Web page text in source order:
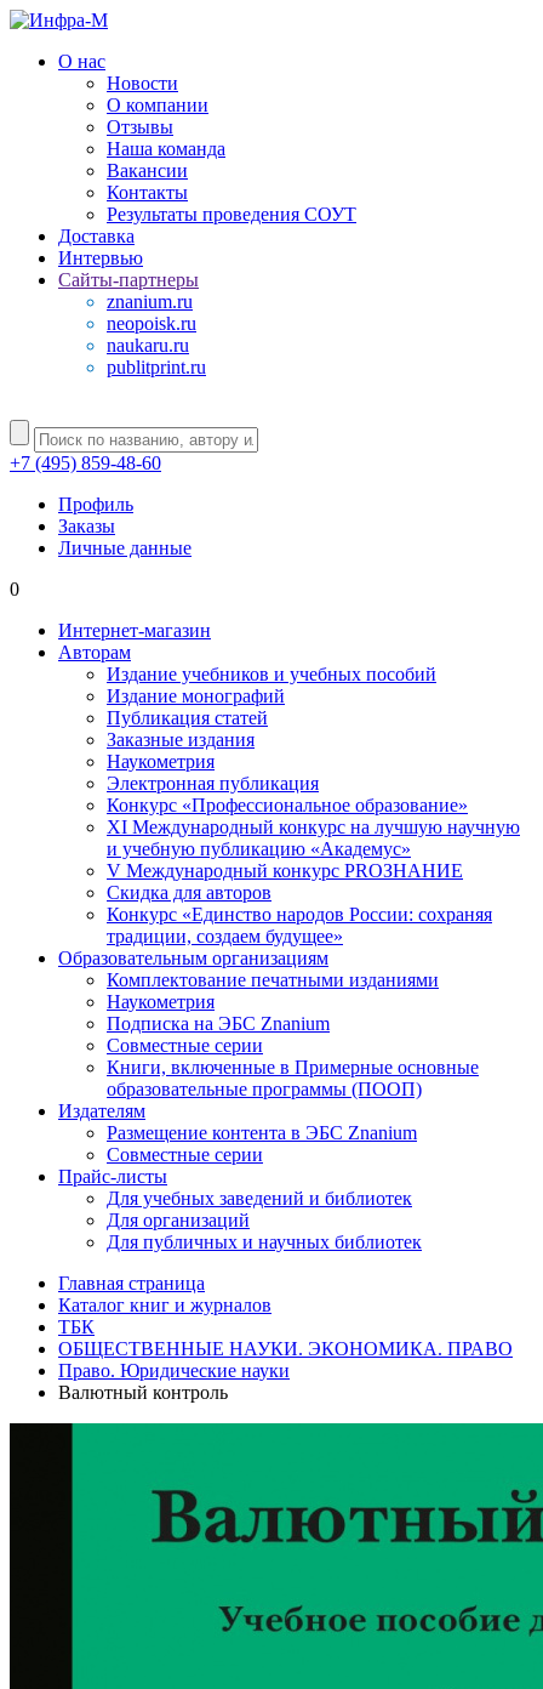
О нас
Новости
О компании
Отзывы
Наша команда
Вакансии
Контакты
Результаты проведения СОУТ
Доставка
Интервью
Сайты-партнеры
znanium.ru
neopoisk.ru
naukaru.ru
publitprint.ru
+7 (495) 859-48-60
Профиль
Заказы
Личные данные
0
Интернет-магазин
Авторам
Издание учебников и учебных пособий
Издание монографий
Публикация статей
Заказные издания
Наукометрия
Электронная публикация
Конкурс «Профессиональное образование»
XI Международный конкурс на лучшую научную
и учебную публикацию «Академус»
V Международный конкурс PROЗНАНИЕ
Скидка для авторов
Конкурс «Единство народов России: сохраняя
традиции, создаем будущее»
Образовательным организациям
Комплектование печатными изданиями
Наукометрия
Подписка на ЭБС Znanium
Совместные серии
Книги, включенные в Примерные основные
образовательные программы (ПООП)
Издателям
Размещение контента в ЭБС Znanium
Совместные серии
Прайс-листы
Для учебных заведений и библиотек
Для организаций
Для публичных и научных библиотек
Главная страница
Каталог книг и журналов
ТБК
ОБЩЕСТВЕННЫЕ НАУКИ. ЭКОНОМИКА. ПРАВО
Право. Юридические науки
Валютный контроль